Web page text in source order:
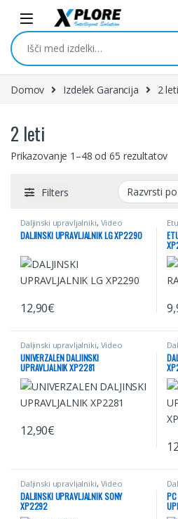
Skip to navigation
Skip to content
Išči:
Domov Izdelek Garancija 2 leti
2 leti
Prikazovanje 1–48 od 65 rezultatov
Filters
Daljinski upravljalniki, Video
DALJINSKI UPRAVLJALNIK LG XP2290
12,90€
Daljinski upravljalniki, Video
UNIVERZALEN DALJINSKI
UPRAVLJALNIK XP2281
12,90€
Daljinski upravljalniki, Video
DALJINSKI UPRAVLJALNIK SONY
XP2292
PC